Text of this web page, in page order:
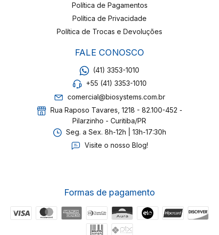
Política de Pagamentos
Política de Privacidade
Política de Trocas e Devoluções
FALE CONOSCO
(41) 3353-1010
+55 (41) 3353-1010
comercial@biosystems.com.br
Rua Raposo Tavares, 1218 - 82.100-452 -
Pilarzinho - Curitiba/PR
Seg. a Sex. 8h-12h | 13h-17:30h
Visite o nosso Blog!
Formas de pagamento